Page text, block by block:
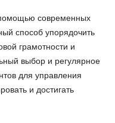
современных
способ упорядочить
грамотности и
выбор и регулярное
для управления
и достигать